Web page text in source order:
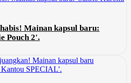
Mainan kapsul baru:
Pouch 2'.